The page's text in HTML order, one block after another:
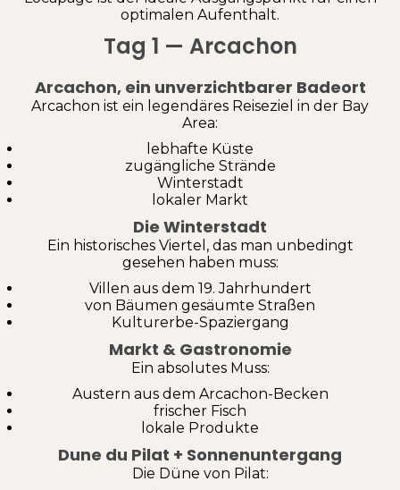
optimalen Aufenthalt.
Tag 1 — Arcachon
Arcachon, ein unverzichtbarer Badeort
Arcachon ist ein legendäres Reiseziel in der Bay
Area:
lebhafte Küste
zugängliche Strände
Winterstadt
lokaler Markt
Die Winterstadt
Ein historisches Viertel, das man unbedingt
gesehen haben muss:
Villen aus dem 19. Jahrhundert
von Bäumen gesäumte Straßen
Kulturerbe-Spaziergang
Markt & Gastronomie
Ein absolutes Muss:
Austern aus dem Arcachon-Becken
frischer Fisch
lokale Produkte
Dune du Pilat + Sonnenuntergang
Die Düne von Pilat: